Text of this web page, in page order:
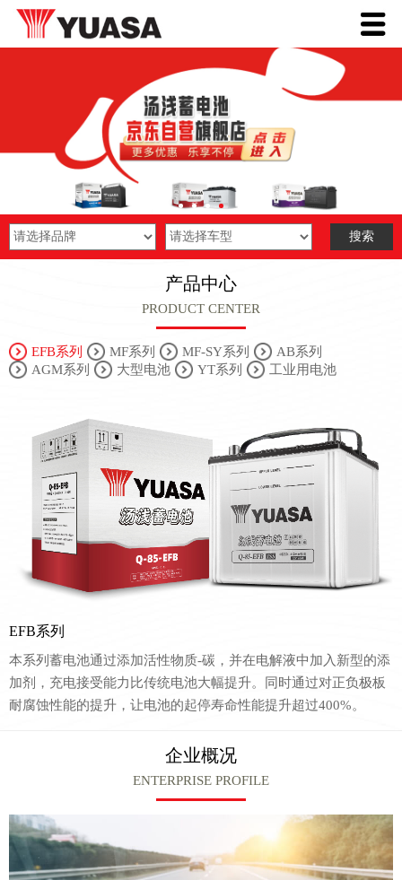
产品中心
PRODUCT CENTER
EFB系列 MF系列 MF-SY系列
AB系列
AGM系列
大型电池 YT系列 工业用电池
EFB系列
本系列蓄电池通过添加活性物质-碳，并在电解液中加入新型的添
加剂，充电接受能力比传统电池大幅提升。同时通过对正负极板
耐腐蚀性能的提升，让电池的起停寿命性能提升超过400%。
企业概况
ENTERPRISE PROFILE